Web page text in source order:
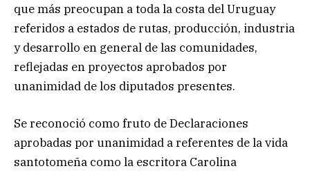
que más preocupan a toda la costa del Uruguay
referidos a estados de rutas, producción, industria
y desarrollo en general de las comunidades,
reflejadas en proyectos aprobados por
unanimidad de los diputados presentes.
Se reconoció como fruto de Declaraciones
aprobadas por unanimidad a referentes de la vida
santotomeña como la escritora Carolina